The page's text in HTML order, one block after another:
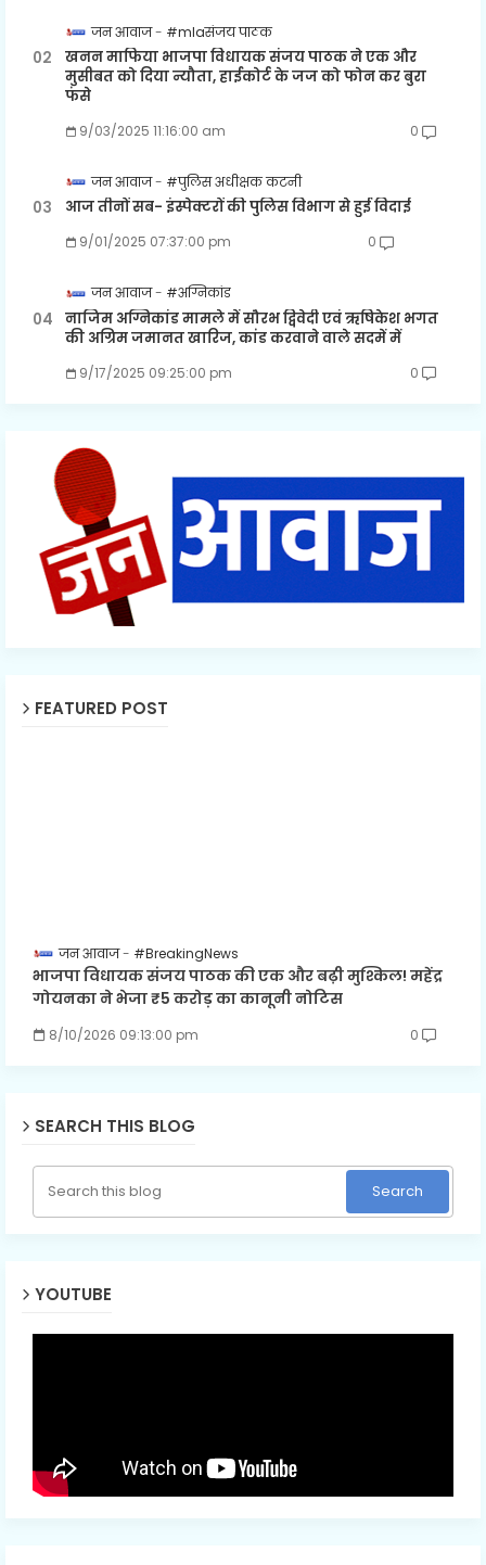
जन आवाज #mlaसंजय पाठक
खनन माफिया भाजपा विधायक संजय पाठक ने एक और
मुसीबत को दिया न्यौता, हाईकोर्ट के जज को फोन कर बुरा
फंसे
9/03/2025 11:16:00 am 0
जन आवाज #पुलिस अधीक्षक कटनी
आज तीनों सब- इंस्पेक्टरों की पुलिस विभाग से हुई विदाई
9/01/2025 07:37:00 pm 0
जन आवाज #अग्निकांड
नाजिम अग्निकांड मामले में सौरभ द्विवेदी एवं ऋषिकेश भगत
की अग्रिम जमानत खारिज, कांड करवाने वाले सदमें में
9/17/2025 09:25:00 pm 0
FEATURED POST
जन आवाज #BreakingNews
भाजपा विधायक संजय पाठक की एक और बढ़ी मुश्किल! महेंद्र
गोयनका ने भेजा ₹5 करोड़ का कानूनी नोटिस
8/10/2026 09:13:00 pm 0
SEARCH THIS BLOG
YOUTUBE